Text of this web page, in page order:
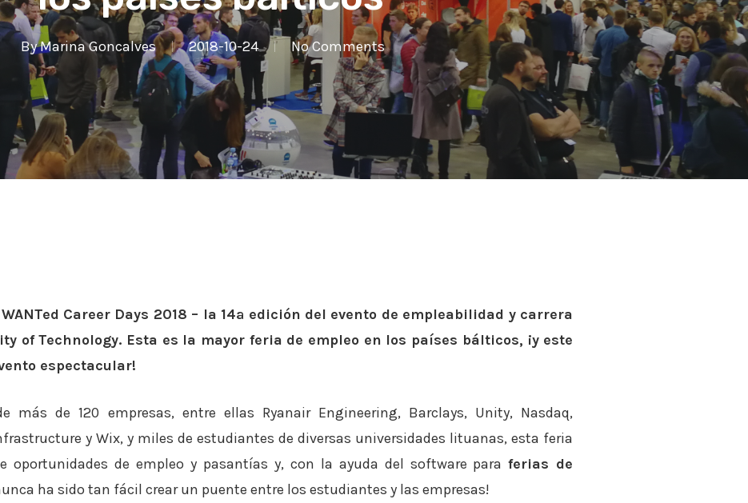
ByMarina Goncalves 2018-10-24 No Comments
Career Days 2018 – la 14ª edición del evento de empleabilidad y carrera
of Technology. Esta es la mayor feria de empleo en los países bálticos, ¡y este
espectacular!
más de 120 empresas, entre ellas Ryanair Engineering, Barclays, Unity, Nasdaq,
y Wix, y miles de estudiantes de diversas universidades lituanas, esta feria
oportunidades de empleo y pasantías y, con la ayuda del software paraferias de
ha sido tan fácil crear un puente entre los estudiantes y las empresas!